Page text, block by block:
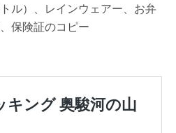
ル）、レインウェアー、お弁
保険証のコピー